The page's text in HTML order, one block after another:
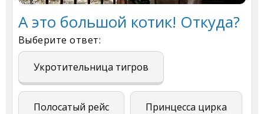
А это большой котик! Откуда?
Выберите ответ:
Укротительница тигров
Полосатый рейс Принцесса цирка